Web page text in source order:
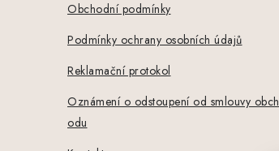
Obchodní podmínky
Podmínky ochrany osobních údajů
Reklamační protokol
Oznámení o odstoupení od smlouvy obch
odu